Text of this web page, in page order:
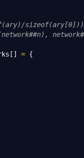
sizeof(ary[0]))
[ ] = {